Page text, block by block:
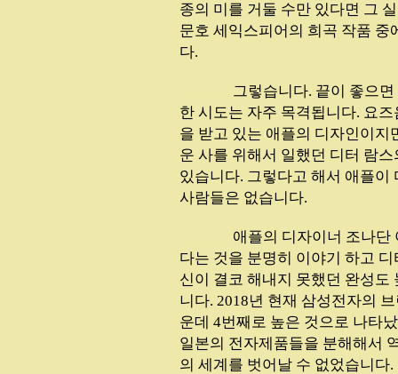
종의 미를 거둘 수만 있다면 그
문호 세익스피어의 희곡 작품
다.
그렇습니다. 끝이 좋으
한 시도는 자주 목격됩니다. 요
을 받고 있는 애플의 디자인이
운 사를 위해서 일했던 디터 람
있습니다. 그렇다고 해서 애플
사람들은 없습니다.
애플의 디자이너 조나단
다는 것을 분명히 이야기 하고
신이 결코 해내지 못했던 완성
니다. 2018년 현재 삼성전자의
운데 4번째로 높은 것으로 나타
일본의 전자제품들을 분해해서
의 세계를 벗어날 수 없었습니다